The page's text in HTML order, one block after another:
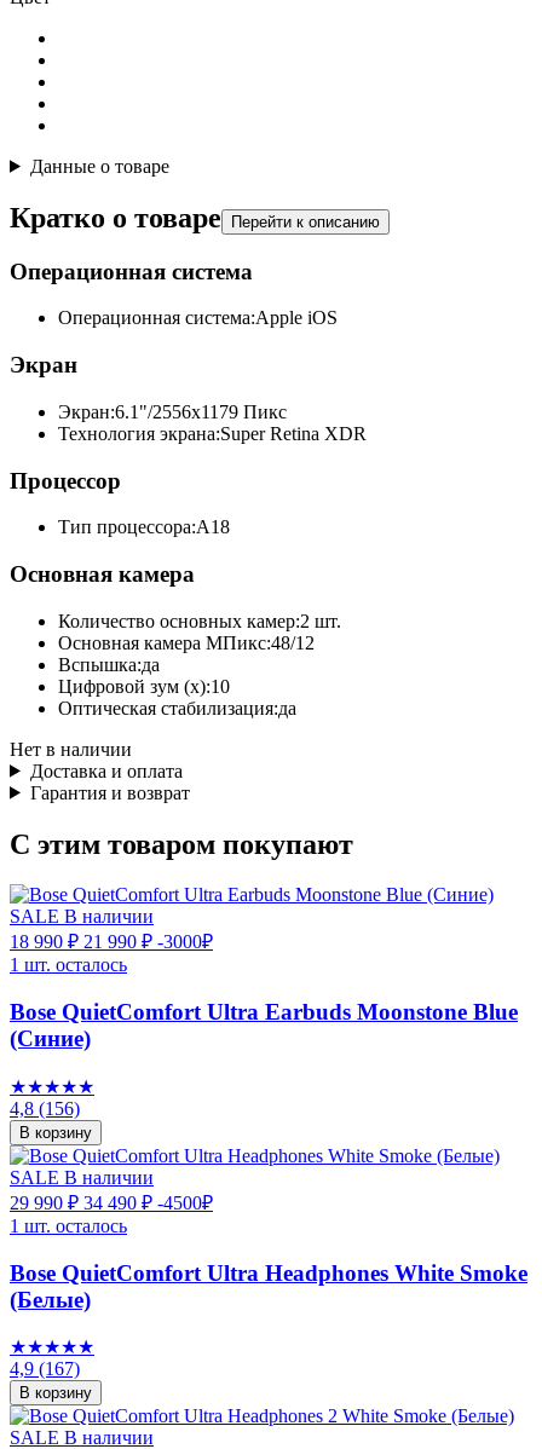
Данные о товаре
Кратко о товаре Перейти к описанию
Операционная система
Операционная система:Apple iOS
Экран
Экран:6.1"/2556x1179 Пикс
Технология экрана:Super Retina XDR
Процессор
Тип процессора:A18
Основная камера
Количество основных камер:2 шт.
Основная камера МПикс:48/12
Вспышка:да
Цифровой зум (x):10
Оптическая стабилизация:да
Нет в наличии
Доставка и оплата
Гарантия и возврат
С этим товаром покупают
SALE В наличии
18 990 ₽ 21 990 ₽ -3000₽
1 шт. осталось
Bose QuietComfort Ultra Earbuds Moonstone Blue
(Синие)
★★★★★
4,8 (156)
В корзину
SALE В наличии
29 990 ₽ 34 490 ₽ -4500₽
1 шт. осталось
Bose QuietComfort Ultra Headphones White Smoke
(Белые)
★★★★★
4,9 (167)
В корзину
SALE В наличии